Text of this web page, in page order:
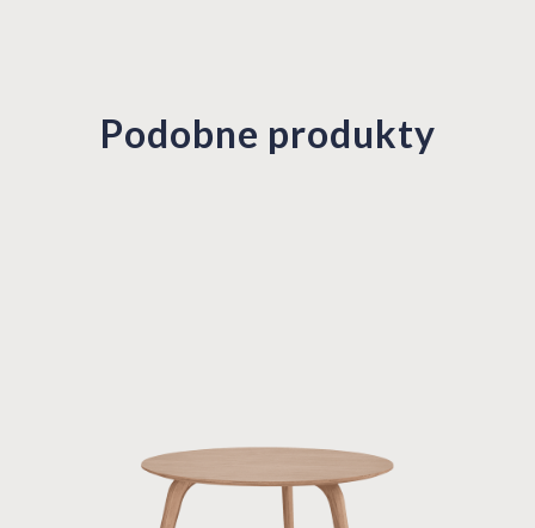
Podobne produkty